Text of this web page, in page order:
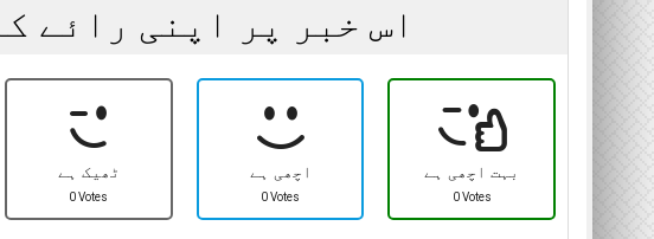
اس خبر پر اپنی رائے
ٹھیک ہے
0 Votes
اچھی ہے
0 Votes
بہت اچھی ہے
0 Votes